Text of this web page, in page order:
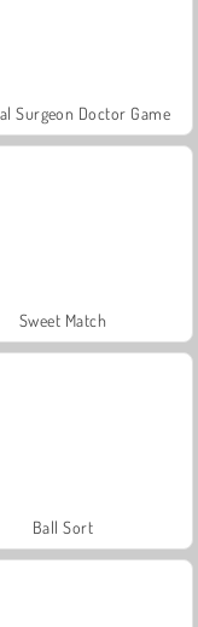
Surgeon Doctor Game
Sweet Match
Ball Sort